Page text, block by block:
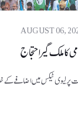
AUGUST 06,
کا ملک گیر احتجاج
پر لیوی ٹیکس میں اضافے